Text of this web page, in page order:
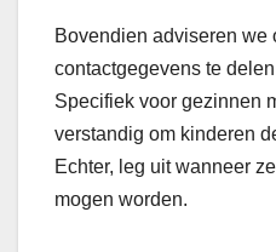
Bovendien adviseren we
contactgegevens te
Specifiek voor gezinnen
verstandig om kinderen
Echter, leg uit wanneer
mogen worden.